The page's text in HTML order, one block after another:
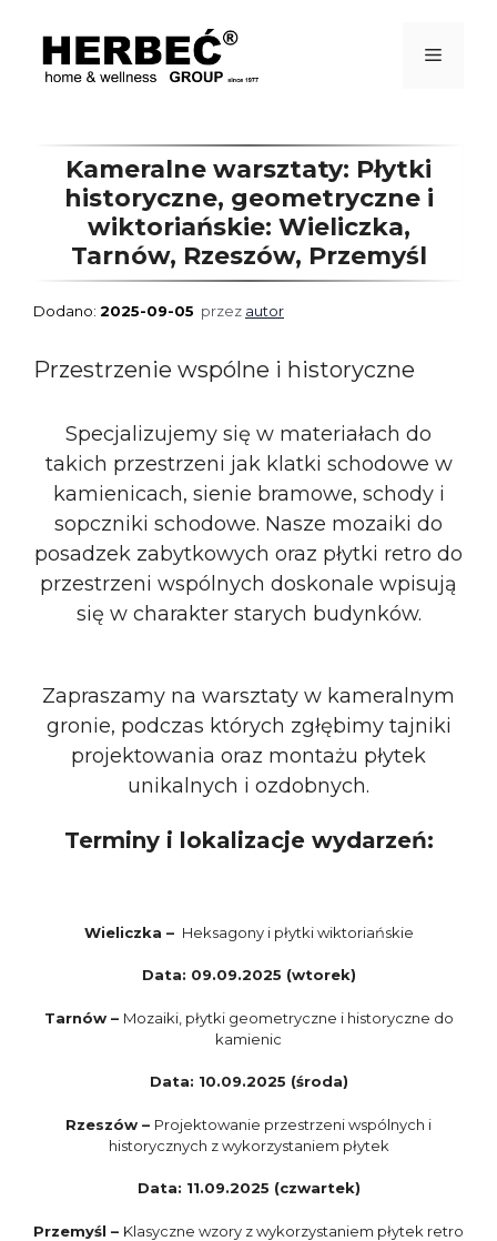
Menu
Kameralne warsztaty: Płytki
historyczne, geometryczne i
wiktoriańskie: Wieliczka,
Tarnów, Rzeszów, Przemyśl
2025-09-05 przez autor
Przestrzenie wspólne i historyczne
Specjalizujemy się w materiałach do
takich przestrzeni jak klatki schodowe w
kamienicach, sienie bramowe, schody i
sopczniki schodowe. Nasze mozaiki do
posadzek zabytkowych oraz płytki retro do
przestrzeni wspólnych doskonale wpisują
się w charakter starych budynków.
Zapraszamy na warsztaty w kameralnym
gronie, podczas których zgłębimy tajniki
projektowania oraz montażu płytek
unikalnych i ozdobnych.
Terminy i lokalizacje wydarzeń:
Wieliczka – Heksagony i płytki wiktoriańskie
Data: 09.09.2025 (wtorek)
Tarnów – Mozaiki, płytki geometryczne i historyczne do
kamienic
Data: 10.09.2025 (środa)
Rzeszów – Projektowanie przestrzeni wspólnych i
historycznych z wykorzystaniem płytek
Data: 11.09.2025 (czwartek)
Przemyśl – Klasyczne wzory z wykorzystaniem płytek retro